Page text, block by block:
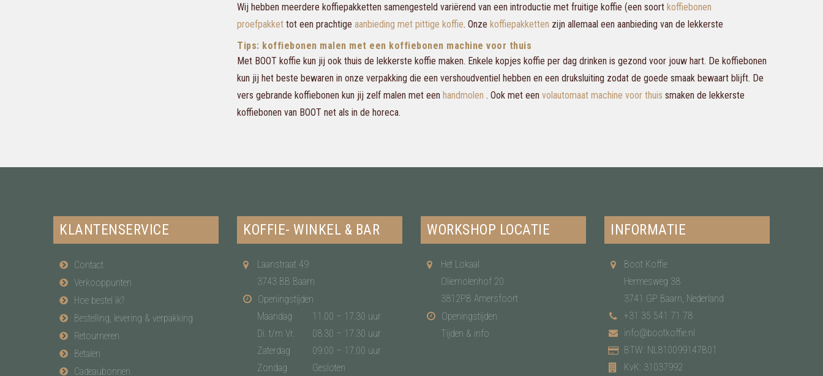
Wij hebben meerdere koffiepakketten samengesteld variërend van een introductie met fruitige koffie (een soort koffiebonen
proefpakket tot een prachtige aanbieding met pittige koffie. Onze koffiepakketten zijn allemaal een aanbieding van de lekkerste
Tips: koffiebonen malen met een koffiebonen machine voor thuis
Met BOOT koffie kun jij ook thuis de lekkerste koffie maken. Enkele kopjes koffie per dag drinken is gezond voor jouw hart. De koffiebonen
kun jij het beste bewaren in onze verpakking die een vershoudventiel hebben en een druksluiting zodat de goede smaak bewaart blijft. De
vers gebrande koffiebonen kun jij zelf malen met een handmolen . Ook met een volautomaat machine voor thuis smaken de lekkerste
koffiebonen van BOOT net als in de horeca.
KLANTENSERVICE
Contact
Verkooppunten
Hoe bestel ik?
Bestelling, levering & verpakking
Retourneren
Betalen
Cadeaubonnen
KOFFIE- WINKEL & BAR
Laanstraat 49
3743 BB Baarn
Openingstijden
Maandag
11.00 – 17.30 uur
Di. t/m Vr.
08.30 – 17.30 uur
Zaterdag
09.00 – 17.00 uur
Zondag
Gesloten
WORKSHOP LOCATIE
Het Lokaal
Oliemolenhof 20
3812PB Amersfoort
Openingstijden
Tijden & info
INFORMATIE
Boot Koffie
Hermesweg 38
3741 GP Baarn, Nederland
+31 35 541 71 78
info@bootkoffie.nl
BTW: NL810099147B01
KvK: 31037992